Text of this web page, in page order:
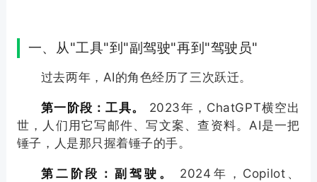
一、从"工具"到"副驾驶"再到"驾驶员"
过去两年，AI的角色经历了三次跃迁。
第一阶段：工具。
2023年，ChatGPT横空出
世，人们用它写邮件、写文案、查资料。AI是一把
锤子，人是那只握着锤子的手。
第二阶段：副驾驶。
2024年，Copilot、